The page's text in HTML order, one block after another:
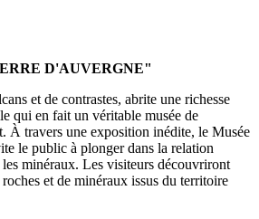
D'AUVERGNE"
et de contrastes, abrite une richesse
qui en fait un véritable musée de
À travers une exposition inédite, le Musée
le public à plonger dans la relation
minéraux. Les visiteurs découvriront
et de minéraux issus du territoire